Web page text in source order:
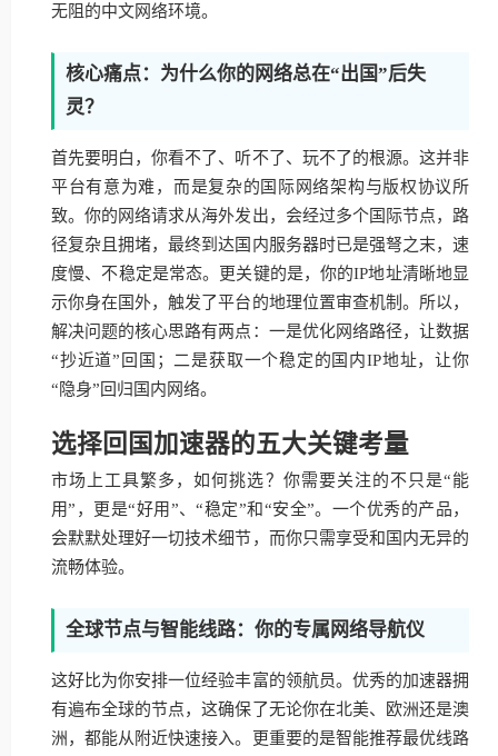
无阻的中文网络环境。
核心痛点：为什么你的网络总在“出国”后失
灵？
首先要明白，你看不了、听不了、玩不了的根源。这并非
平台有意为难，而是复杂的国际网络架构与版权协议所
致。你的网络请求从海外发出，会经过多个国际节点，路
径复杂且拥堵，最终到达国内服务器时已是强弩之末，速
度慢、不稳定是常态。更关键的是，你的IP地址清晰地显
示你身在国外，触发了平台的地理位置审查机制。所以，
解决问题的核心思路有两点：一是优化网络路径，让数据
“抄近道”回国；二是获取一个稳定的国内IP地址，让你
“隐身”回归国内网络。
选择回国加速器的五大关键考量
市场上工具繁多，如何挑选？你需要关注的不只是“能
用”，更是“好用”、“稳定”和“安全”。一个优秀的产品，
会默默处理好一切技术细节，而你只需享受和国内无异的
流畅体验。
全球节点与智能线路：你的专属网络导航仪
这好比为你安排一位经验丰富的领航员。优秀的加速器拥
有遍布全球的节点，这确保了无论你在北美、欧洲还是澳
洲，都能从附近快速接入。更重要的是智能推荐最优线路